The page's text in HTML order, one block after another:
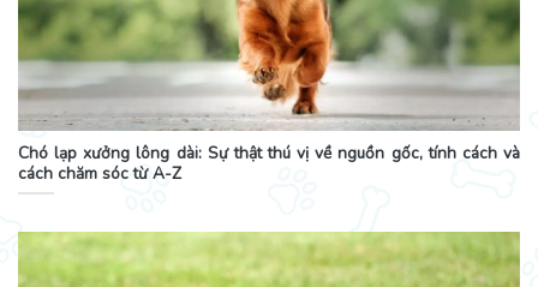
Chó lạp xưởng lông dài: Sự thật thú vị về nguồn gốc, tính cách và
cách chăm sóc từ A-Z